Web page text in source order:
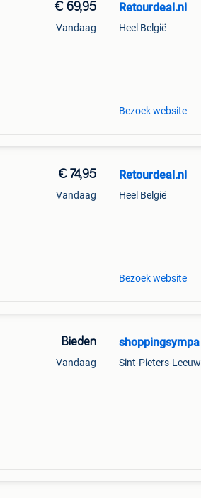
€ 69,95
Vandaag
Retourdeal.nl
Heel België
Bezoek website
€ 74,95
Vandaag
Retourdeal.nl
Heel België
Bezoek website
Bieden
Vandaag
shoppingsympa
Sint-Pieters-Leeuw